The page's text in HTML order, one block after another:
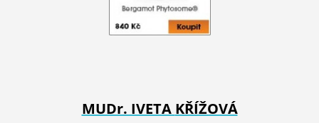
MUDr. IVETA KŘÍŽOVÁ